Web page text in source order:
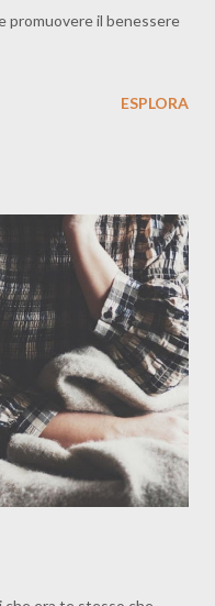
promuovere il benessere
ESPLORA